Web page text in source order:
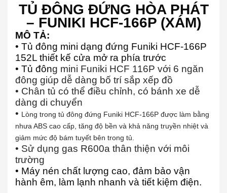
TỦ ĐÔNG ĐỨNG HÒA PHÁT
– FUNIKI HCF-166P (XÁM)
MÔ TẢ:
• Tủ đông mini dạng đứng Funiki HCF-166P
152L thiết kế cửa mở ra phía trước
• Tủ đông mini Funiki HCF 116P với 6 ngăn
đông giúp dễ dàng bố trí sắp xếp đồ
• Chân tủ có thể điều chỉnh, có bánh xe dễ
dàng di chuyển
• Lòng trong tủ đông đứng Funiki HCF-166P được làm bằng
nhưa ABS cao cấp, tăng độ bền và khả năng truyền nhiệt và
giảm mức độ bám tuyết bên trong tủ.
• Sử dụng gas R600a thân thiện với môi
trường
• Máy nén chất lượng cao, đảm bảo vận
hành êm, làm lạnh nhanh và tiết kiệm điện.